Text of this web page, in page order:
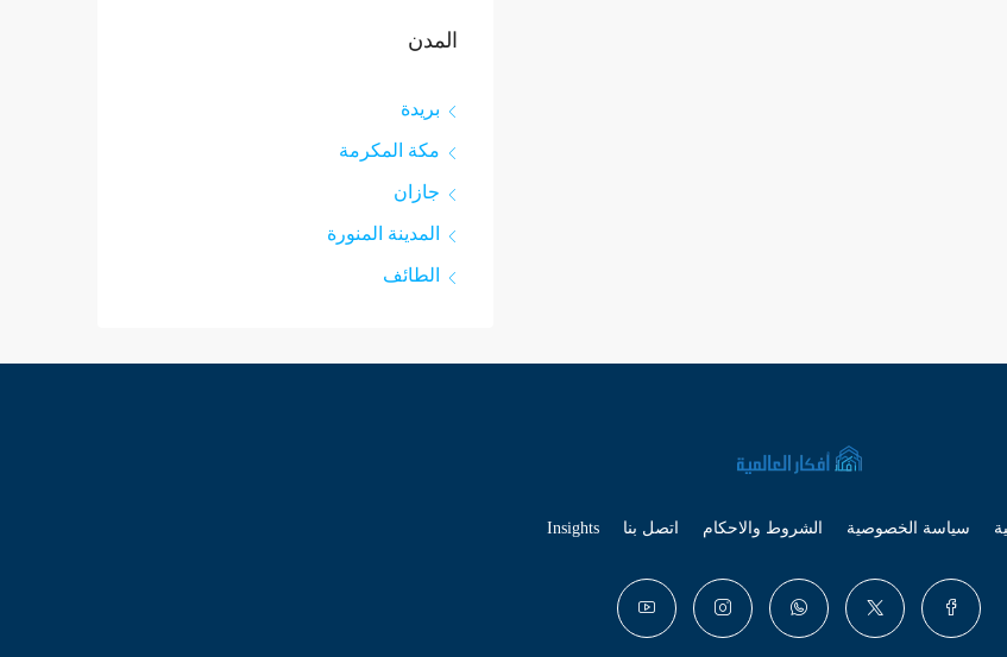
المدن
بريدة
مكة المكرمة
جازان
المدينة المنورة
الطائف
سياسة الخصوصية الشروط والاحكام اتصل بنا Insights